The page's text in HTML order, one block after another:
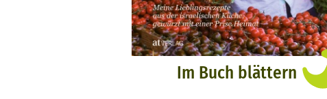
Im Buch blättern